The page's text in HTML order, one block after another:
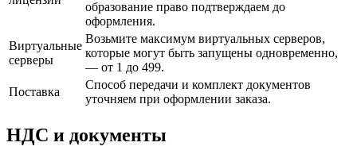
образование право подтверждаем до
оформления.
Виртуальные
серверы
Возьмите максимум виртуальных серверов,
которые могут быть запущены одновременно,
— от 1 до 499.
Поставка
Способ передачи и комплект документов
уточняем при оформлении заказа.
НДС и документы